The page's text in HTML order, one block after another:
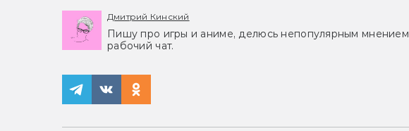
Дмитрий Кинский
Пишу про игры и аниме, делюсь непопулярным
рабочий чат.